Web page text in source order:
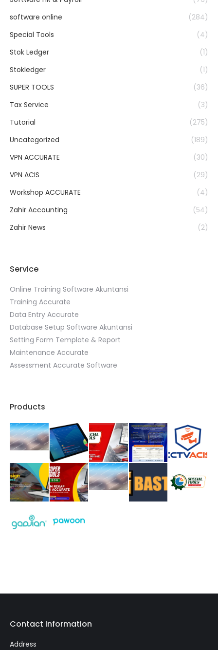
software online
(284)
Special Tools
(4)
Stok Ledger
(1)
Stokledger
(1)
SUPER TOOLS
(36)
Tax Service
(3)
Tutorial
(275)
Uncategorized
(189)
VPN ACCURATE
(30)
VPN ACIS
(29)
Workshop ACCURATE
(4)
Zahir Accounting
(54)
Zahir News
(2)
Service
Online Training Software Akuntansi
Training Accurate
Data Entry Accurate
Database Setup Software Akuntansi
Setting Form Template & Report
Maintenance Accurate
Assessment Accurate Software
Products
Contact Information
Address